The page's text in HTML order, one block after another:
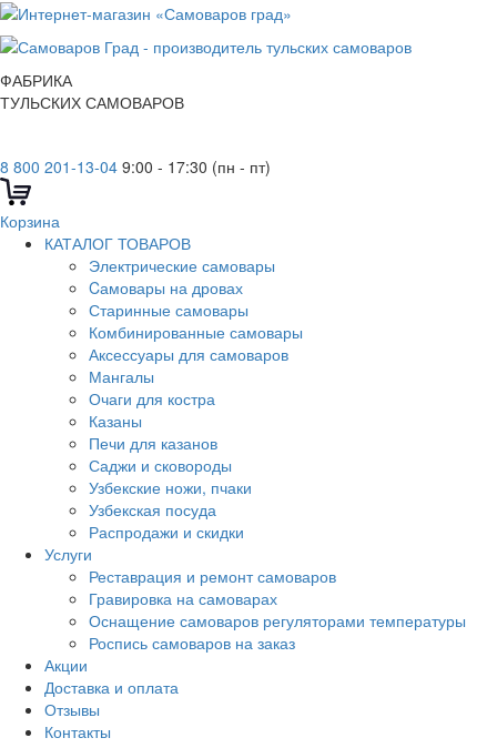
ФАБРИКА
ТУЛЬСКИХ САМОВАРОВ
8 800 201-13-04 9:00 - 17:30 (пн - пт)
Корзина
КАТАЛОГ ТОВАРОВ
Электрические самовары
Cамовары на дровах
Старинные самовары
Комбинированные самовары
Аксессуары для самоваров
Мангалы
Очаги для костра
Казаны
Печи для казанов
Саджи и сковороды
Узбекские ножи, пчаки
Узбекская посуда
Распродажи и скидки
Услуги
Реставрация и ремонт самоваров
Гравировка на самоварах
Оснащение самоваров регуляторами температуры
Роспись самоваров на заказ
Акции
Доставка и оплата
Отзывы
Контакты